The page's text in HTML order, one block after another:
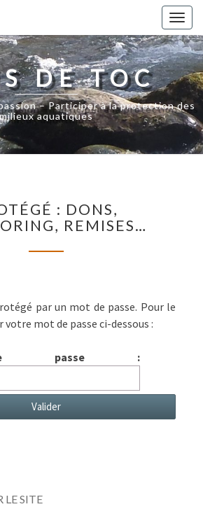
DE TOC
– Participer à la protection des
milieux aquatiques
DONS,
SPONSORING,
: DONS,
REMISES…
par un mot de passe. Pour le
votre mot de passe ci-dessous :
passe :
LE SITE